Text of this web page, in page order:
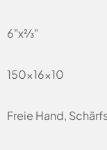
6"x⅔"
150x16x10
Freie Hand,